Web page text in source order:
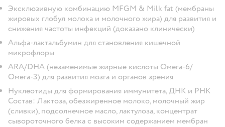
Эксклюзивную комбинацию MFGM & Milk fat (мембраны
жировых глобул молока и молочного жира) для развития и
снижения частоты инфекций (доказано клинически)
Альфа-лактальбумин для становления кишечной
микрофлоры
ARA/DHA (незаменимые жирные кислоты Омега-6/
Омега-3) для развития мозга и органов зрения
Нуклеотиды для формирования иммунитета, ДНК и РНК
Состав: Лактоза, обезжиренное молоко, молочный жир
(сливки), подсолнечное масло, лактулоза, концентрат
сывороточного белка с высоким содержанием мембран